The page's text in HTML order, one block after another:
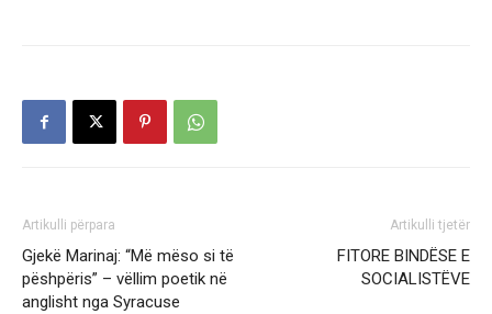
Artikulli përpara
Gjekë Marinaj: “Më mëso si të
pëshpëris” – vëllim poetik në
anglisht nga Syracuse
Artikulli tjetër
FITORE BINDËSE E
SOCIALISTËVE